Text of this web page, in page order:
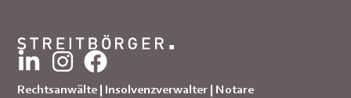
Rechtsanwälte | Insolvenzverwalter | Notare